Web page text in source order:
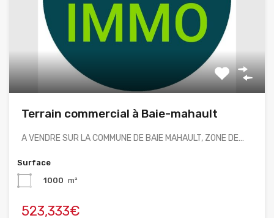
Terrain commercial à Baie-mahault
A VENDRE SUR LA COMMUNE DE BAIE MAHAULT, ZONE DE…
Surface
1000 m²
523,333€